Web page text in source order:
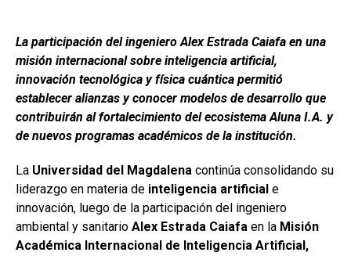
La participación del ingeniero Alex Estrada Caiafa en una
misión internacional sobre inteligencia artificial,
innovación tecnológica y física cuántica permitió
establecer alianzas y conocer modelos de desarrollo que
contribuirán al fortalecimiento del ecosistema Aluna I.A. y
de nuevos programas académicos de la institución.
La Universidad del Magdalena continúa consolidando su
liderazgo en materia de inteligencia artificial e
innovación, luego de la participación del ingeniero
ambiental y sanitario Alex Estrada Caiafa en la Misión
Académica Internacional de Inteligencia Artificial,